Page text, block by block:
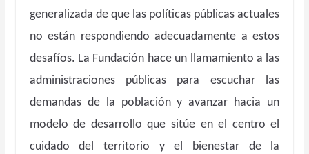
generalizada de que las políticas públicas actuales
no están respondiendo adecuadamente a estos
desafíos. La Fundación hace un llamamiento a las
administraciones públicas para escuchar las
demandas de la población y avanzar hacia un
modelo de desarrollo que sitúe en el centro el
cuidado del territorio y el bienestar de la